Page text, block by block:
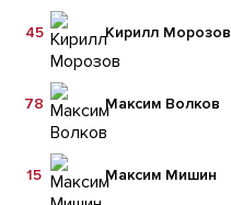
Кирилл Морозов
45
Максим Волков
78
Максим Мишин
15